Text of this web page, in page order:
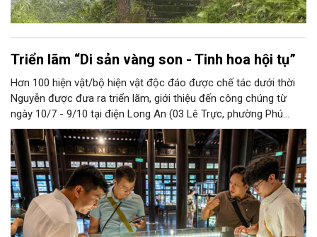
Triển lãm “Di sản vàng son - Tinh hoa hội tụ”
Hơn 100 hiện vật/bộ hiện vật độc đáo được chế tác dưới thời
Nguyễn được đưa ra triển lãm, giới thiệu đến công chúng từ
ngày 10/7 - 9/10 tại điện Long An (03 Lê Trực, phường Phú
Xuân, TP Huế).